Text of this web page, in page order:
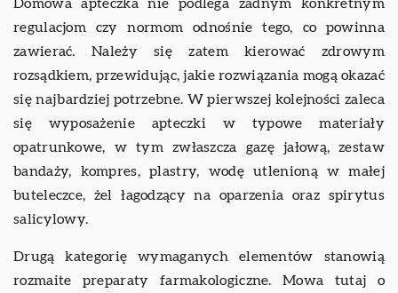
Domowa apteczka nie podlega żadnym konkretnym
regulacjom czy normom odnośnie tego, co powinna
zawierać. Należy się zatem kierować zdrowym
rozsądkiem, przewidując, jakie rozwiązania mogą okazać
się najbardziej potrzebne. W pierwszej kolejności zaleca
się wyposażenie apteczki w typowe materiały
opatrunkowe, w tym zwłaszcza gazę jałową, zestaw
bandaży, kompres, plastry, wodę utlenioną w małej
buteleczce, żel łagodzący na oparzenia oraz spirytus
salicylowy.
Drugą kategorię wymaganych elementów stanowią
rozmaite preparaty farmakologiczne. Mowa tutaj o